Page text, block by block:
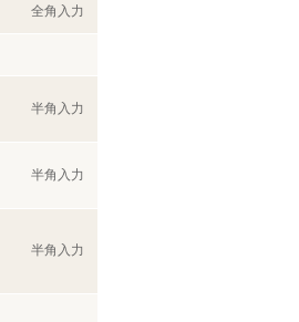
全角入力
半角入力
半角入力
半角入力